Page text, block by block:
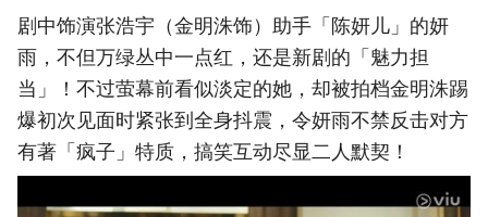
剧中饰演张浩宇（金明洙饰）助手「陈妍儿」的妍
雨，不但万绿丛中一点红，还是新剧的「魅力担
当」！不过萤幕前看似淡定的她，却被拍档金明洙踢
爆初次见面时紧张到全身抖震，令妍雨不禁反击对方
有著「疯子」特质，搞笑互动尽显二人默契！